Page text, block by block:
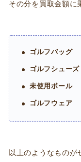
その分を買取金額に
ゴルフバッグ
ゴルフシューズ
未使用ボール
ゴルフウェア
以上のようなものが